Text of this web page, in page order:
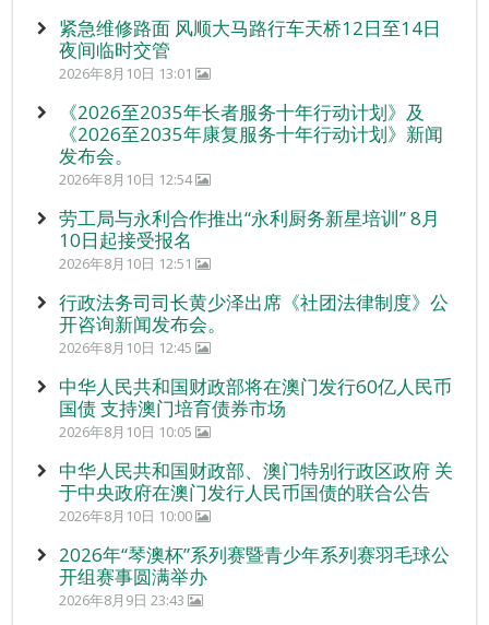
紧急维修路面 风顺大马路行车天桥12日至14日
夜间临时交管
2026年8月10日 13:01
《2026至2035年长者服务十年行动计划》及
《2026至2035年康复服务十年行动计划》新闻
发布会。
2026年8月10日 12:54
劳工局与永利合作推出“永利厨务新星培训” 8月
10日起接受报名
2026年8月10日 12:51
行政法务司司长黄少泽出席《社团法律制度》公
开咨询新闻发布会。
2026年8月10日 12:45
中华人民共和国财政部将在澳门发行60亿人民币
国债 支持澳门培育债券市场
2026年8月10日 10:05
中华人民共和国财政部、澳门特别行政区政府 关
于中央政府在澳门发行人民币国债的联合公告
2026年8月10日 10:00
2026年“琴澳杯”系列赛暨青少年系列赛羽毛球公
开组赛事圆满举办
2026年8月9日 23:43